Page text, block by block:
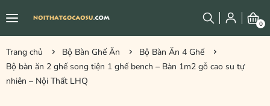
0
Trang chủ Bộ Bàn Ghế Ăn
Bộ Bàn Ăn 4 Ghế
Bộ bàn ăn 2 ghế song tiện 1 ghế bench – Bàn 1m2 gỗ cao su tự
nhiên – Nội Thất LHQ